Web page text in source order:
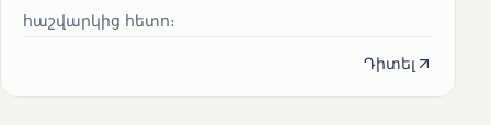
հաշվարկից հետո։
Դիտել